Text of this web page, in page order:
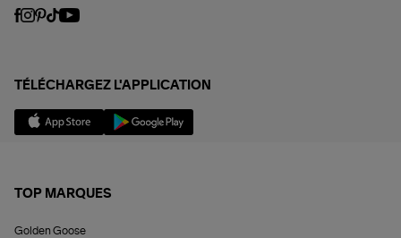
TÉLÉCHARGEZ L'APPLICATION
TOP MARQUES
Golden Goose